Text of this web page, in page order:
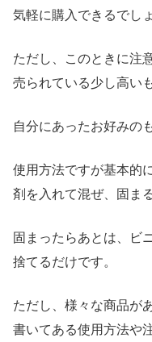
気軽に購入できるでしょ
ただし、このときに注
売られている少し高い
自分にあったお好みの
使用方法ですが基本的
剤を入れて混ぜ、固ま
固まったらあとは、ビ
捨てるだけです。
ただし、様々な商品が
書いてある使用方法や